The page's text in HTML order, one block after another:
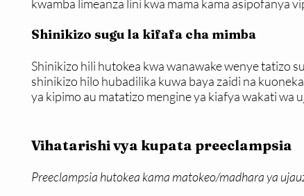
kwamba limeanza lini kwa mama kama asipofanya
Shinikizo sugu la kifafa cha mimba
Shinikizo hili hutokea kwa wanawake wenye tatizo
shinikizo hilo hubadilika kuwa baya zaidi na
ya kipimo au matatizo mengine ya kiafya wakati wa
Vihatarishi vya kupata preeclampsia
Preeclampsia hutokea kama matokeo/madhara ya